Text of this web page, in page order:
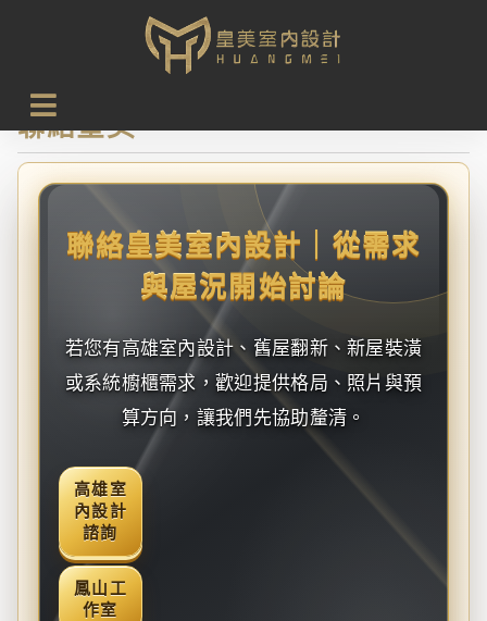
首頁 聯絡皇美
聯絡皇美
聯絡皇美室內設計｜從需求
與屋況開始討論
若您有高雄室內設計、舊屋翻新、新屋裝潢
或系統櫥櫃需求，歡迎提供格局、照片與預
算方向，讓我們先協助釐清。
高雄室
內設計
諮詢
鳳山工
作室